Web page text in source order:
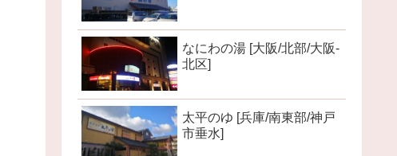
なにわの湯 [大阪/北部/大阪-
北区]
太平のゆ [兵庫/南東部/神戸
市垂水]